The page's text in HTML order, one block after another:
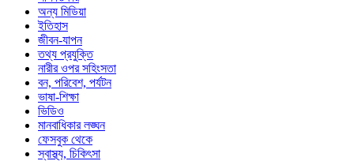
অন্য মিডিয়া
ইতিহাস
জীবন-যাপন
তথ্য প্রযুক্তি
নারীর ওপর সহিংসতা
বন, পরিবেশ, পর্যটন
ভাষা-শিক্ষা
ভিডিও
মানবাধিকার লঙ্ঘন
ফেসবুক থেকে
স্বাস্থ্য, চিকিৎসা